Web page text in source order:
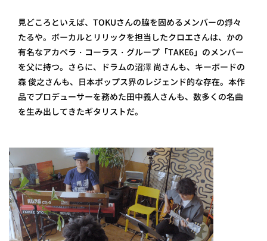
見どころといえば、TOKUさんの脇を固めるメンバーの錚々
たるや。ボーカルとリリックを担当したクロエさんは、かの
有名なアカペラ・コーラス・グループ「TAKE6」のメンバー
を父に持つ。さらに、ドラムの沼澤 尚さんも、キーボードの
森 俊之さんも、日本ポップス界のレジェンド的な存在。本作
品でプロデューサーを務めた田中義人さんも、数多くの名曲
を生み出してきたギタリストだ。